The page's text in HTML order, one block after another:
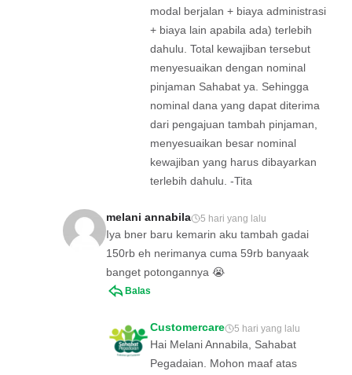
modal berjalan + biaya administrasi
+ biaya lain apabila ada) terlebih
dahulu. Total kewajiban tersebut
menyesuaikan dengan nominal
pinjaman Sahabat ya. Sehingga
nominal dana yang dapat diterima
dari pengajuan tambah pinjaman,
menyesuaikan besar nominal
kewajiban yang harus dibayarkan
terlebih dahulu. -Tita
melani annabila 5 hari yang lalu
Iya bner baru kemarin aku tambah gadai
150rb eh nerimanya cuma 59rb banyaak
banget potongannya 😭
Balas
Customercare 5 hari yang lalu
Hai Melani Annabila, Sahabat
Pegadaian. Mohon maaf atas